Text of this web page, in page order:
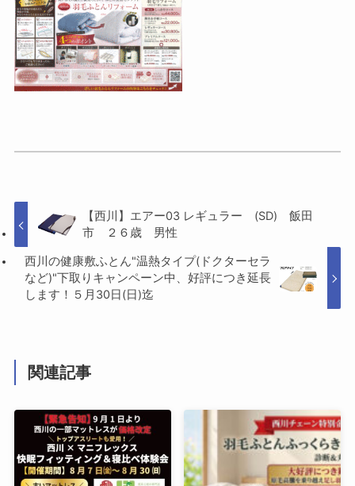
【西川】エアー03 レギュラー (SD) 飯田
市 ２６歳 男性
西川の健康敷ふとん"温熱タイプ(ドクターセラ
など)"下取りキャンペーン中、好評につき延長
します！５月30日(日)迄
関連記事